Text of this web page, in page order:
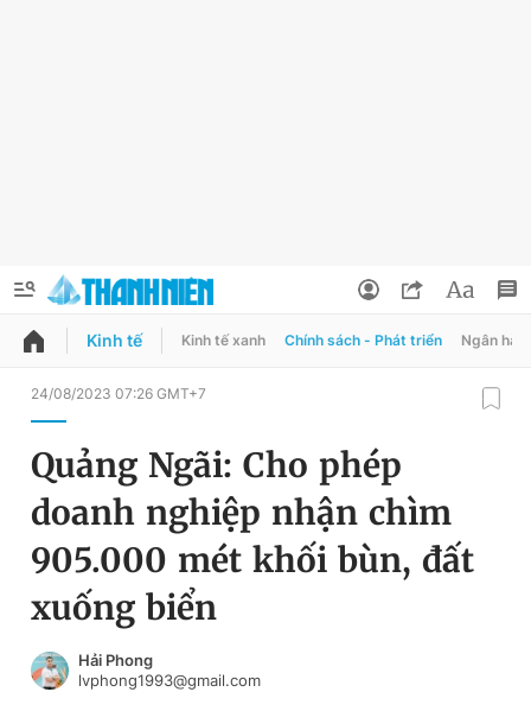
QUẢNG CÁO
Chuyên mục
Chuyên mục khác
Chào ngày mới
Tin thị trường
Đổi mật khẩu
Tin đã lưu
Tin đã xem
Đăng xuất
Kinh tế Kinh tế xanh Chính sách - Phát triển Ngân
24/08/2023 07:26 GMT+7
Quảng Ngãi: Cho phép
doanh nghiệp nhận chìm
905.000 mét khối bùn, đất
xuống biển
Hải Phong
lvphong1993@gmail.com